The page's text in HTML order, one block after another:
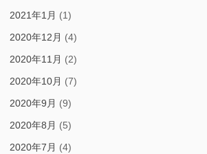
2021年1月 (1)
2020年12月 (4)
2020年11月 (2)
2020年10月 (7)
2020年9月 (9)
2020年8月 (5)
2020年7月 (4)